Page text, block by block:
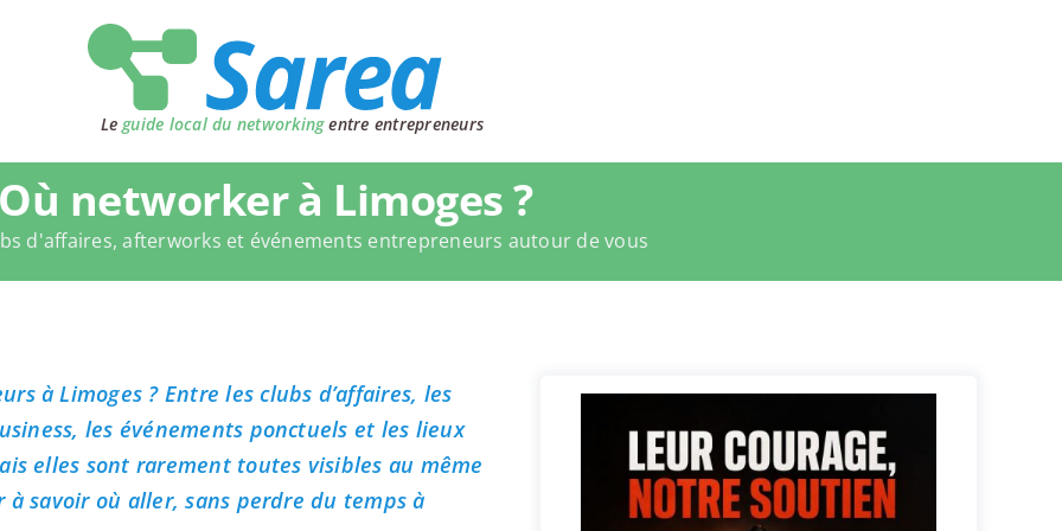
Le guide local du networkingentre entrepreneurs
Où networker à Limoges ?
d'affaires, afterworks et événements entrepreneurs autour de vous
à Limoges ? Entre les clubs d’affaires, les
les événements ponctuels et les lieux
elles sont rarement toutes visibles au même
savoir où aller, sans perdre du temps à